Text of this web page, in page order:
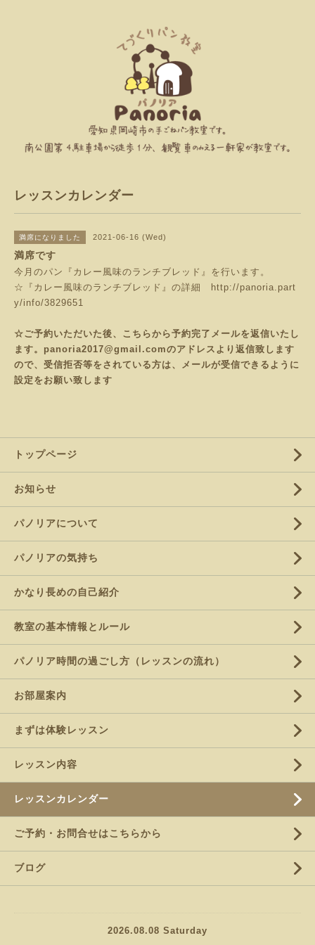
レッスンカレンダー
満席になりました 2021-06-16 (Wed)
満席です
今月のパン『カレー風味のランチブレッド』を行います。
☆『カレー風味のランチブレッド』の詳細
http://panoria.part
y/info/3829651
☆ご予約いただいた後、こちらから予約完了メールを返信いたし
ます。panoria2017@gmail.comのアドレスより返信致します
ので、受信拒否等をされている方は、メールが受信できるように
設定をお願い致します
トップページ
お知らせ
パノリアについて
パノリアの気持ち
かなり長めの自己紹介
教室の基本情報とルール
パノリア時間の過ごし方（レッスンの流れ）
お部屋案内
まずは体験レッスン
レッスン内容
レッスンカレンダー
ご予約・お問合せはこちらから
ブログ
2026.08.08 Saturday